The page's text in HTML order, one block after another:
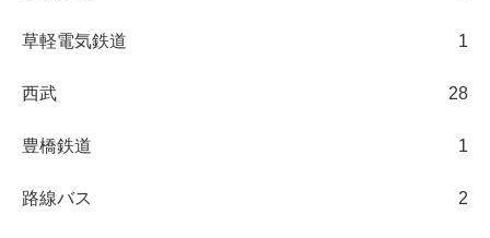
草軽電気鉄道 1
西武 28
豊橋鉄道 1
路線バス 2